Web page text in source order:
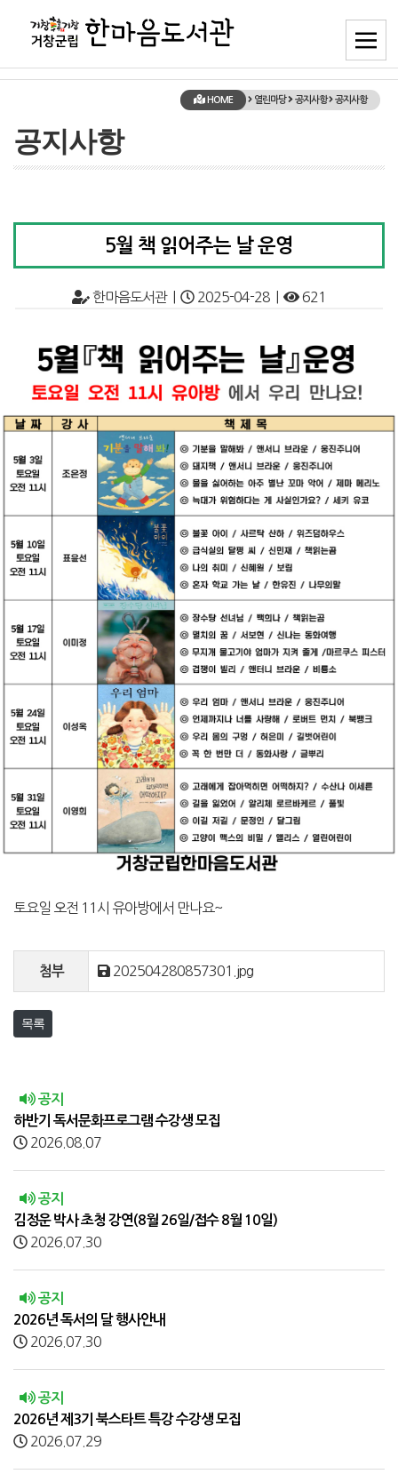
HOME 열린마당 공지사항 공지사항
공지사항
5월 책 읽어주는 날 운영
한마음도서관 | 2025-04-28 | 621
토요일 오전 11시 유아방에서 만나요~
첨부 202504280857301.jpg
목록
공지
하반기 독서문화프로그램 수강생 모집
2026.08.07
공지
김정운 박사 초청 강연(8월 26일/접수 8월 10일)
2026.07.30
공지
2026년 독서의 달 행사안내
2026.07.30
공지
2026년 제3기 북스타트 특강 수강생 모집
2026.07.29